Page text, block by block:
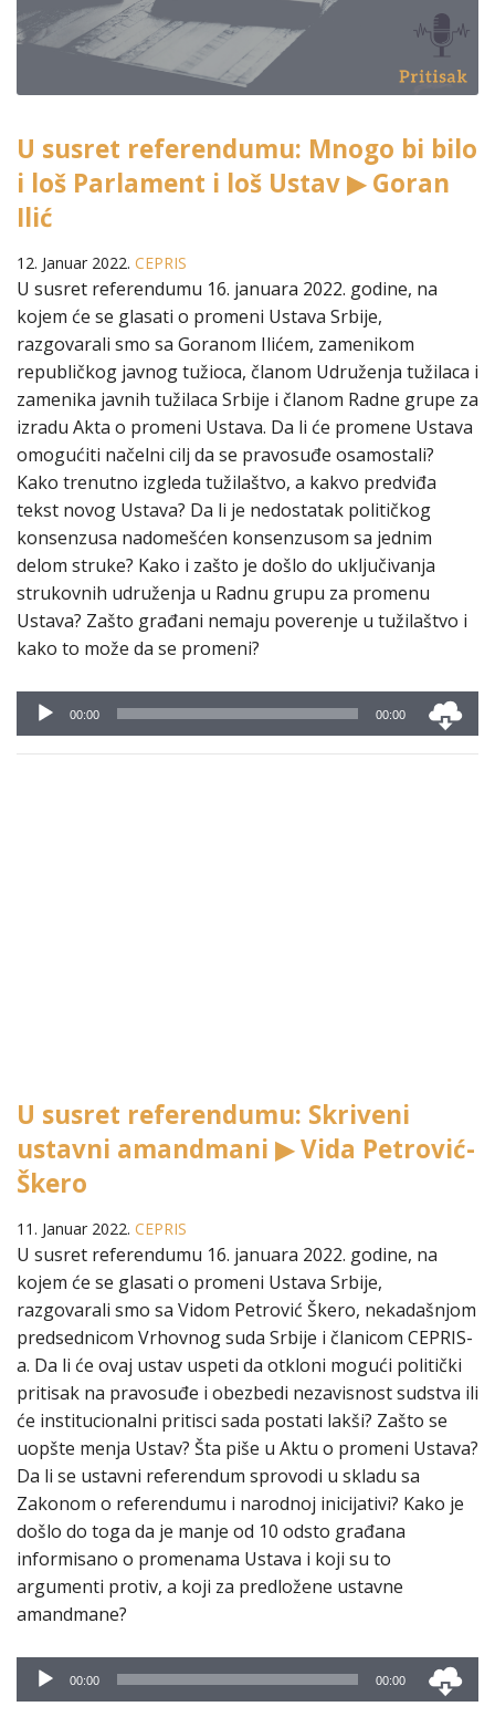
U susret referendumu: Mnogo bi bilo
i loš Parlament i loš Ustav ▶ Goran
Ilić
12. Januar 2022. CEPRIS
U susret referendumu 16. januara 2022. godine, na
kojem će se glasati o promeni Ustava Srbije,
razgovarali smo sa Goranom Ilićem, zamenikom
republičkog javnog tužioca, članom Udruženja tužilaca i
zamenika javnih tužilaca Srbije i članom Radne grupe za
izradu Akta o promeni Ustava. Da li će promene Ustava
omogućiti načelni cilj da se pravosuđe osamostali?
Kako trenutno izgleda tužilaštvo, a kakvo predviđa
tekst novog Ustava? Da li je nedostatak političkog
konsenzusa nadomešćen konsenzusom sa jednim
delom struke? Kako i zašto je došlo do uključivanja
strukovnih udruženja u Radnu grupu za promenu
Ustava? Zašto građani nemaju poverenje u tužilaštvo i
kako to može da se promeni?
Audio
Player
00:00 00:00
U susret referendumu: Skriveni
ustavni amandmani ▶ Vida Petrović-
Škero
11. Januar 2022. CEPRIS
U susret referendumu 16. januara 2022. godine, na
kojem će se glasati o promeni Ustava Srbije,
razgovarali smo sa Vidom Petrović Škero, nekadašnjom
predsednicom Vrhovnog suda Srbije i članicom CEPRIS-
a. Da li će ovaj ustav uspeti da otkloni mogući politički
pritisak na pravosuđe i obezbedi nezavisnost sudstva ili
će institucionalni pritisci sada postati lakši? Zašto se
uopšte menja Ustav? Šta piše u Aktu o promeni Ustava?
Da li se ustavni referendum sprovodi u skladu sa
Zakonom o referendumu i narodnoj inicijativi? Kako je
došlo do toga da je manje od 10 odsto građana
informisano o promenama Ustava i koji su to
argumenti protiv, a koji za predložene ustavne
amandmane?
Audio
Player
00:00 00:00